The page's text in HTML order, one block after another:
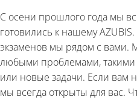
С осени прошлого года мы
готовились к нашему
экзаменов мы рядом с вами.
любыми проблемами,
или новые задачи. Если вам
мы всегда открыты для вас.